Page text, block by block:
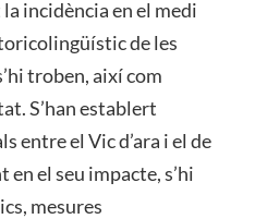
incidència en el medi
de les
troben, així com
S’han establert
entre el Vic d’ara i el de
el seu impacte, s’hi
mesures